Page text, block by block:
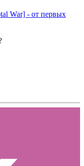
War] - от первых